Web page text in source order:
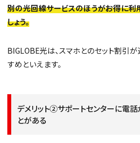
別の光回線サービスのほうがお得に利
しょう。
BIGLOBE光は、スマホとのセット割引
すめといえます。
デメリット②サポートセンターに電話
とがある